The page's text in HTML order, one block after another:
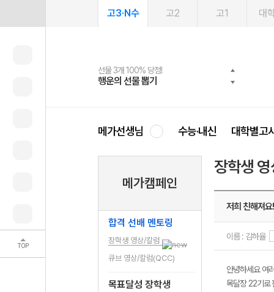
TOP
고3·N수 고2 고1 대
선물 3개 100% 당첨!
행운의 선물 뽑기
선물 100% 증정!
메가스터디 X 올리브
여름방학 스터디 캐시백
메가런 썸머스쿨
2027 러셀 단과
강사 공개선발
스마트러닝앱
설문 EVENT
메가패스
3일 무료 체험권
메가패스 수강생 무료혜택!
메가클럽 멤버십
사회공헌 캠페인
희망이룸 메가나눔
메가선생님 수능·내신 대학별고
메가캠페인
합격 선배 멘토링
장학생 영상/칼럼
큐브 영상/칼럼(QCC)
목표달성 장학생
장학생
저희 친해져요
이름 : 김하율
안녕하세요 여
목달장 22기로